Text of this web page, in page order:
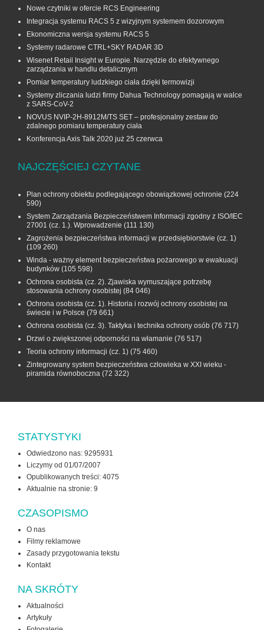
Nowe czytniki w ofercie RCS Engineering
Integracja systemu RACS 5 z wizyjnym systemem dozorowym
Ekonomiczna wersja systemu RACS 5
Systemy radarowe CTRL+SKY RADAR 3D
Wisenet Retail Insight w Europie. Narzędzie do efektywnego
zarządzania w handlu detalicznym
Pomiar temperatury ludzkiego ciała dzięki termowizji
Systemy zliczania ludzi firmy Dahua Technology pomagają w walce
z SARS-CoV-2
NOVUS NVIP-2H-8912M/TS SET – profesjonalny zestaw do
zdalnego pomiaru temperatury ciała
Konferencja Axis Talk 2020 już 25 czerwca
NAJCZĘŚCIEJ CZYTANE
Plan ochrony obiektu podlegającego obowiązkowej ochronie (224
590)
System Zarządzania Bezpieczeństwem Informacji zgodny z ISO/IEC
27001 (cz. 1.). Wprowadzenie (111 130)
Zagrożenia bezpieczeństwa informacji w przedsiębiorstwie (cz. 1)
(109 260)
Winda - ważny element bezpieczeństwa pożarowego w ewakuacji
budynków (105 598)
Ochrona osobista (cz. 2). Zjawiska wymuszające potrzebę
stosowania ochrony osobistej (84 046)
Ochrona osobista (cz. 1). Historia i rozwój ochrony osobistej na
świecie i w Polsce (79 661)
Ochrona osobista (cz. 3). Taktyka i technika ochrony osób (76 717)
Drzwi o zwiększonej odporności na włamanie (76 517)
Teoria ochrony informacji (cz. 1) (75 460)
Zintegrowany system bezpieczeństwa człowieka w XXI wieku -
piramida równoboczna (72 322)
STATYSTYKI
Odwiedzono nas: 9295931
Liczymy od 01/07/2007
Opublikowanych treści: 4075
Aktualnie na stronie: 9
CZASOPISMO
O nas
Filmy reklamowe
Zasady przygotowania tekstu
Kontakt
NA SKRÓTY
Aktualności
Artykuły